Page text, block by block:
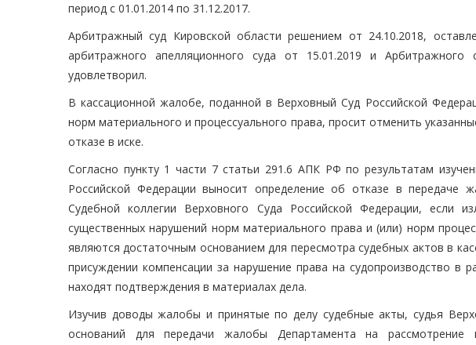
период с 01.01.2014 по 31.12.2017.
Арбитражный суд Кировской области решением от 24.10.2018,
арбитражного апелляционного суда от 15.01.2019 и Арбитражного
удовлетворил.
В кассационной жалобе, поданной в Верховный Суд Российской
норм материального и процессуального права, просит отменить
отказе в иске.
Согласно пункту 1 части 7 статьи 291.6 АПК РФ по результатам
Российской Федерации выносит определение об отказе в передаче
Судебной коллегии Верховного Суда Российской Федерации,
существенных нарушений норм материального права и (или) норм
являются достаточным основанием для пересмотра судебных актов в
присуждении компенсации за нарушение права на судопроизводство в
находят подтверждения в материалах дела.
Изучив доводы жалобы и принятые по делу судебные акты, судья
оснований для передачи жалобы Департамента на